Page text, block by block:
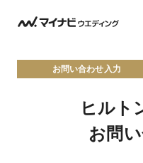
お問い合わせ入力
ヒルト
お問